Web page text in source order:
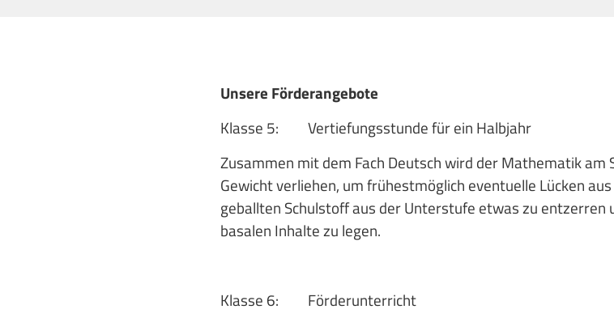
Unsere Förderangebote
Klasse 5: Vertiefungsstunde für ein Halbjahr
Zusammen mit dem Fach Deutsch wird der Mathematik am
Gewicht verliehen, um frühestmöglich eventuelle Lücken
geballten Schulstoff aus der Unterstufe etwas zu entzerren
basalen Inhalte zu legen.
Klasse 6: Förderunterricht